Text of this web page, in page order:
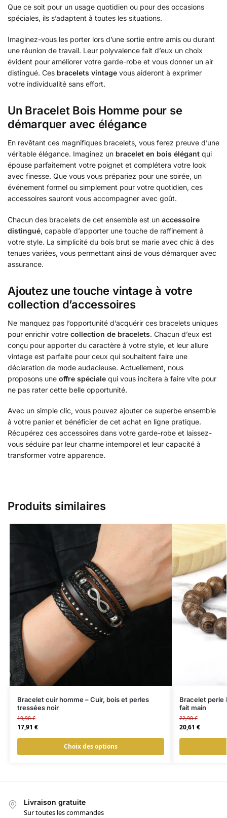
Que ce soit pour un usage quotidien ou pour des occasions
spéciales, ils s’adaptent à toutes les situations.
Imaginez-vous les porter lors d’une sortie entre amis ou durant
une réunion de travail. Leur polyvalence fait d’eux un choix
évident pour améliorer votre garde-robe et vous donner un air
distingué. Ces bracelets vintage vous aideront à exprimer
votre individualité sans effort.
Un Bracelet Bois Homme pour se
démarquer avec élégance
En revêtant ces magnifiques bracelets, vous ferez preuve d’une
véritable élégance. Imaginez un bracelet en bois élégant qui
épouse parfaitement votre poignet et complétera votre look
avec finesse. Que vous vous prépariez pour une soirée, un
événement formel ou simplement pour votre quotidien, ces
accessoires sauront vous accompagner avec goût.
Chacun des bracelets de cet ensemble est un accessoire
distingué, capable d’apporter une touche de raffinement à
votre style. La simplicité du bois brut se marie avec chic à des
tenues variées, vous permettant ainsi de vous démarquer avec
assurance.
Ajoutez une touche vintage à votre
collection d’accessoires
Ne manquez pas l’opportunité d’acquérir ces bracelets uniques
pour enrichir votre collection de bracelets. Chacun d’eux est
conçu pour apporter du caractère à votre style, et leur allure
vintage est parfaite pour ceux qui souhaitent faire une
déclaration de mode audacieuse. Actuellement, nous
proposons une offre spéciale qui vous incitera à faire vite pour
ne pas rater cette belle opportunité.
Avec un simple clic, vous pouvez ajouter ce superbe ensemble
à votre panier et bénéficier de cet achat en ligne pratique.
Récupérez ces accessoires dans votre garde-robe et laissez-
vous séduire par leur charme intemporel et leur capacité à
transformer votre apparence.
Produits similaires
Bracelet cuir homme – Cuir, bois et perles
tressées noir
19,90€
17,91 €
Choix des options
Bracelet perle
fait main
22,90€
20,61 €
Livraison gratuite
Sur toutes les commandes